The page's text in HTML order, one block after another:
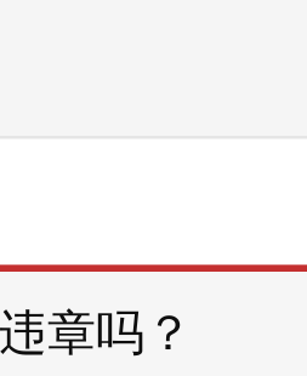
章吗？